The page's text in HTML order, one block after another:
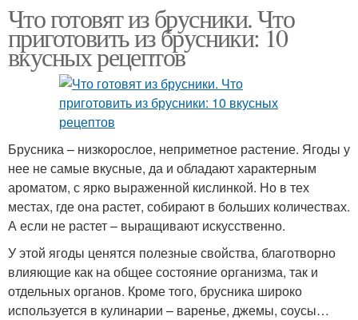
Что готовят из брусники. Что
приготовить из брусники: 10
вкусных рецептов
Брусника – низкорослое, неприметное растение. Ягоды у
нее не самые вкусные, да и обладают характерным
ароматом, с ярко выраженной кислинкой. Но в тех
местах, где она растет, собирают в больших количествах.
А если не растет – выращивают искусственно.
У этой ягоды ценятся полезные свойства, благотворно
влияющие как на общее состояние организма, так и
отдельных органов. Кроме того, брусника широко
используется в кулинарии – варенье, джемы, соусы…